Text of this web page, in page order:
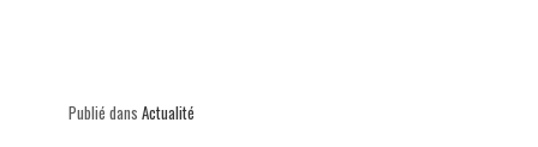
Publié dans Actualité